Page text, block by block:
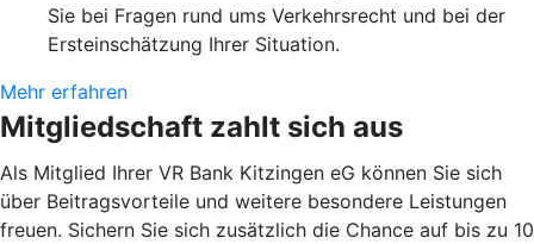
Sie bei Fragen rund ums Verkehrsrecht und bei der
Ersteinschätzung Ihrer Situation.
Mehr erfahren
Mitgliedschaft zahlt sich aus
Als Mitglied Ihrer VR Bank Kitzingen eG können Sie sich
über Beitragsvorteile und weitere besondere Leistungen
freuen. Sichern Sie sich zusätzlich die Chance auf bis zu 10